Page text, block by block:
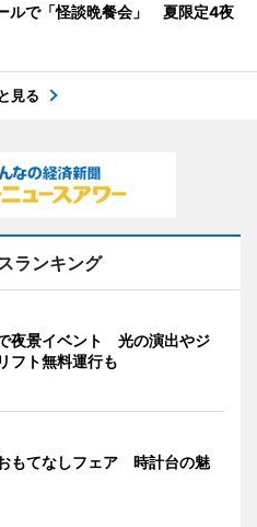
ルで「怪談晩餐会」 夏限定4夜
見る
ランキング
夜景イベント 光の演出やジ
フト無料運行も
もてなしフェア 時計台の魅